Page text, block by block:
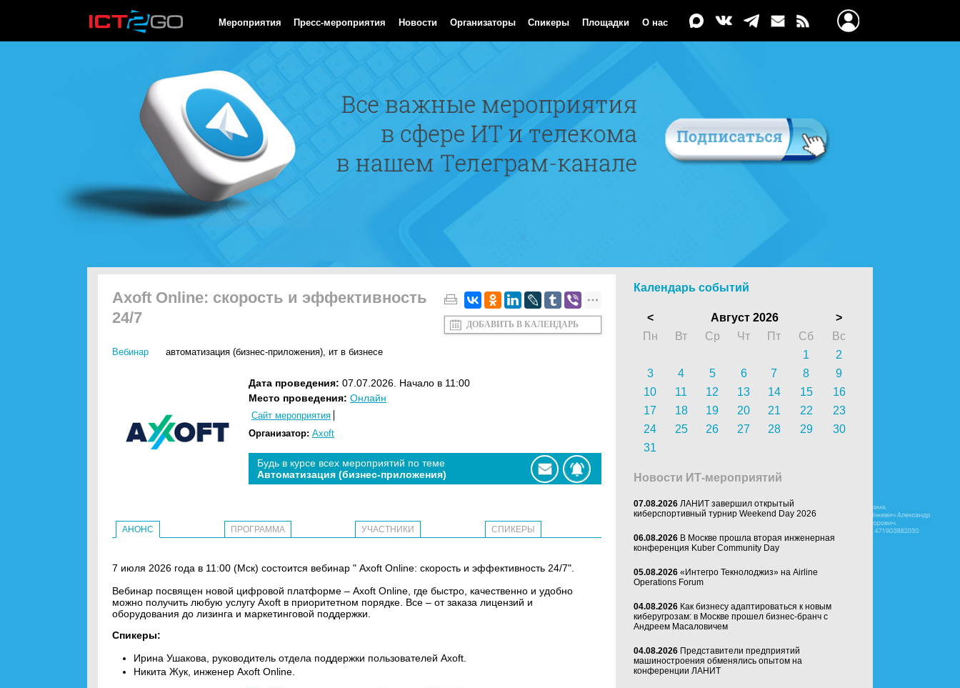
Мероприятия Пресс-мероприятия Новости Организаторы Спикеры Площадки О нас
Axoft Online: скорость и эффективность
24/7ㅤ
ДОБАВИТЬ В КАЛЕНДАРЬ
Вебинар автоматизация (бизнес-приложения), ит в бизнесе
Дата проведения: 07.07.2026. Начало в 11:00
Место проведения: Онлайн
Сайт мероприятия
Организатор: Axoft
Будь в курсе всех мероприятий по теме
Автоматизация (бизнес-приложения)
АНОНС ПРОГРАММА УЧАСТНИКИ СПИКЕРЫ
7 июля 2026 года в 11:00 (Мск) состоится вебинар " Axoft Online: скорость и эффективность 24/7".
Вебинар посвящен новой цифровой платформе – Axoft Online, где быстро, качественно и удобно
можно получить любую услугу Axoft в приоритетном порядке. Все – от заказа лицензий и
оборудования до лизинга и маркетинговой поддержки.
Спикеры:
Ирина Ушакова, руководитель отдела поддержки пользователей Axoft.
Никита Жук, инженер Axoft Online.
Календарь событий
< Август 2026
>
Пн
Вт Ср Чт Пт Сб
Вс
1
2
3
4 5 6 7 8
9
10
11 12 13 14 15
16
17
18 19 20 21 22
23
24
25 26 27 28 29
30
31
Новости ИТ-мероприятий
07.08.2026 ЛАНИТ завершил открытый
киберспортивный турнир Weekend Day 2026
06.08.2026 В Москве прошла вторая инженерная
конференция Kuber Community Day
05.08.2026 «Интегро Текнолоджиз» на Airline
Operations Forum
04.08.2026 Как бизнесу адаптироваться к новым
киберугрозам: в Москве прошел бизнес-бранч с
Андреем Масаловичем
04.08.2026 Представители предприятий
машиностроения обменялись опытом на
конференции ЛАНИТ